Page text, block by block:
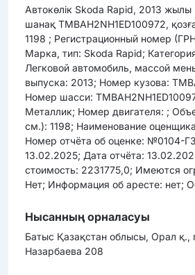
Автокөлік Skoda Rapid, 2013
шанақ TMBAH2NH1ED100972,
1198 ; Регистрационный номер
Марка, тип: Skoda Rapid;
Легковой автомобиль, массой
выпуска: 2013; Номер кузова:
Номер шасси:
Металлик; Номер двигателя: ;
см.): 1198; Наименование
Номер отчёта об оценке: №0104-
13.02.2025; Дата отчёта:
стоимость: 2231775,0; Имеются
Нет; Информация об аресте: нет;
Нысанның орналасуы
Батыс Қазақстан облысы, Орал қ.,
Назарбаева 208